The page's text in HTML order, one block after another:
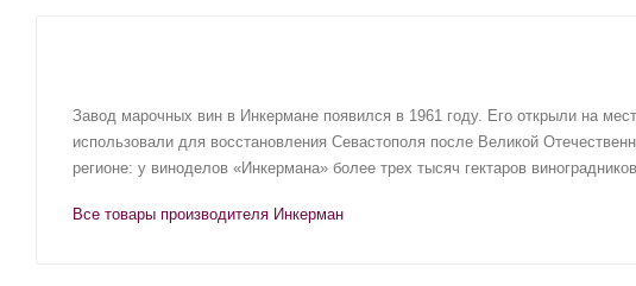
Завод марочных вин в Инкермане появился в 1961 году. Его открыли на
использовали для восстановления Севастополя после Великой
регионе: у виноделов «Инкермана» более трех тысяч гектаров
Все товары производителя Инкерман